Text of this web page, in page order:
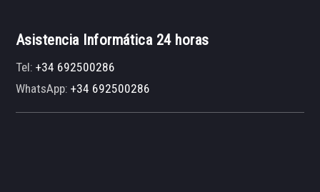
Asistencia Informática 24 horas
Tel:+34 692500286
WhatsApp:+34 692500286